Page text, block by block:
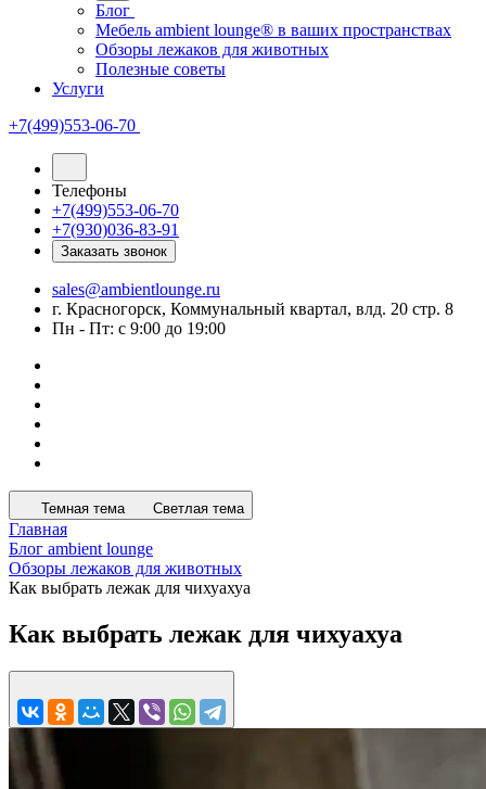
Блог
Мебель ambient lounge® в ваших пространствах
Обзоры лежаков для животных
Полезные советы
Услуги
+7(499)553-06-70
Телефоны
+7(499)553-06-70
+7(930)036-83-91
Заказать звонок
sales@ambientlounge.ru
г. Красногорск, Коммунальный квартал, влд. 20 стр. 8
Пн - Пт: с 9:00 до 19:00
Темная тема Светлая тема
Главная
Блог ambient lounge
Обзоры лежаков для животных
Как выбрать лежак для чихуахуа
Как выбрать лежак для чихуахуа